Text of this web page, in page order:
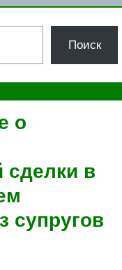
Поиск
о
сделки в
супругов